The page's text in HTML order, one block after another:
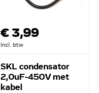
€ 3,99
Incl. btw
SKL condensator
2,0uF-450V met
kabel